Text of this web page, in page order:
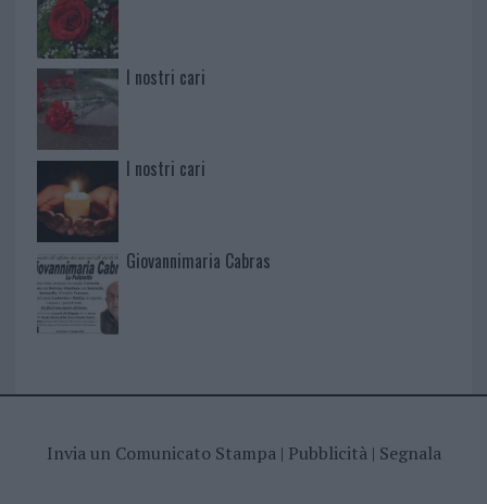
I nostri cari
I nostri cari
Giovannimaria Cabras
Invia un Comunicato Stampa| Pubblicità| Segnala